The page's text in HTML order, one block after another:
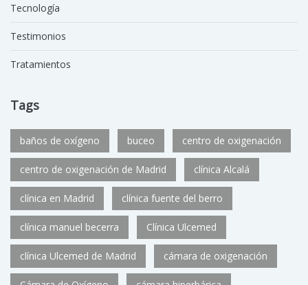
Tecnología
Testimonios
Tratamientos
Tags
baños de oxígeno buceo centro de oxigenación
centro de oxigenación de Madrid clínica Alcalá
clínica en Madrid clínica fuente del berro
clínica manuel becerra Clínica Ulcemed
clínica Ulcemed de Madrid cámara de oxigenación